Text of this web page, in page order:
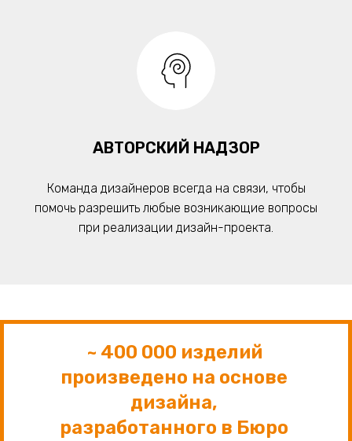
АВТОРСКИЙ НАДЗОР
Команда дизайнеров всегда на связи, чтобы
помочь разрешить любые возникающие вопросы
при реализации дизайн-проекта.
~ 400 000 изделий
произведено на основе
дизайна,
разработанного в Бюро